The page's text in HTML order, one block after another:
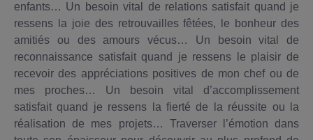
enfants… Un besoin vital de relations satisfait quand je
ressens la joie des retrouvailles fêtées, le bonheur des
amitiés ou des amours vécus… Un besoin vital de
reconnaissance satisfait quand je ressens le plaisir de
recevoir des appréciations positives de mon chef ou de
mes proches… Un besoin vital d’accomplissement
satisfait quand je ressens la fierté de la réussite ou la
réalisation de mes projets… Traverser l’émotion dans